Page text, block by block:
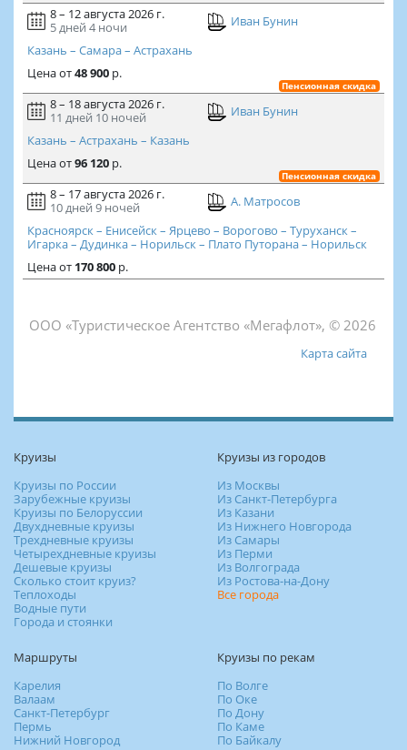
8 – 12 августа 2026 г.
5 дней 4 ночи
Иван Бунин
Казань – Самара – Астрахань
Ценаот48 900р.
Пенсионная скидка
8 – 18 августа 2026 г.
11 дней 10 ночей
Иван Бунин
Казань – Астрахань – Казань
Ценаот96 120р.
Пенсионная скидка
8 – 17 августа 2026 г.
10 дней 9 ночей
А. Матросов
Красноярск – Енисейск – Ярцево – Ворогово – Туруханск –
Игарка – Дудинка – Норильск – Плато Путорана – Норильск
Ценаот 170 800р.
ООО «Туристическое Агентство «Мегафлот», © 2026
Карта сайта
Круизы
Круизы по России
Зарубежные круизы
Круизы по Белоруссии
Двухдневные круизы
Трехдневные круизы
Четырехдневные круизы
Дешевые круизы
Сколько стоит круиз?
Теплоходы
Водные пути
Города и стоянки
Круизы из городов
Из Москвы
Из Санкт-Петербурга
Из Казани
Из Нижнего Новгорода
Из Самары
Из Перми
Из Волгограда
Из Ростова-на-Дону
Все города
Маршруты
Карелия
Валаам
Санкт-Петербург
Пермь
Нижний Новгород
Круизы по рекам
По Волге
По Оке
По Дону
По Каме
По Байкалу